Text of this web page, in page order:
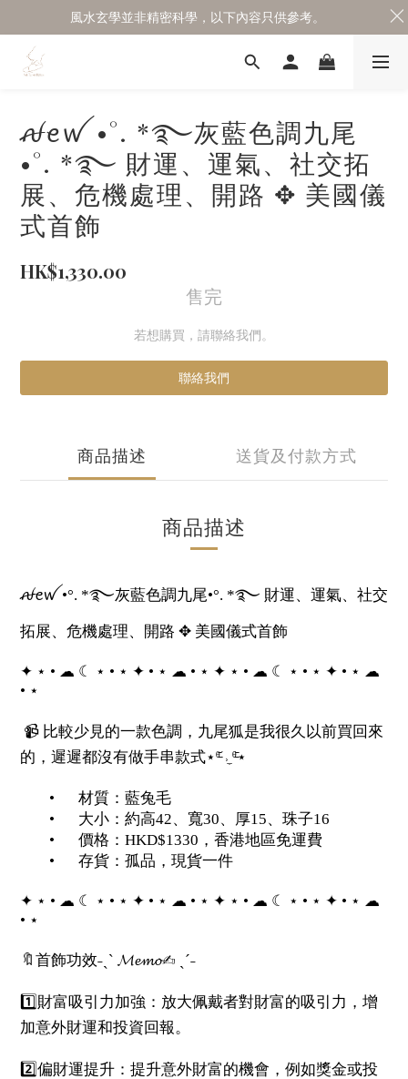
ꫛꫀꪝ •°. *࿐灰藍色調九尾
•°. *࿐ 財運、運氣、社交拓
展、危機處理、開路 ✥ 美國儀
式首飾
HK$1,330.00
售完
若想購買，請聯絡我們。
聯絡我們
商品描述 送貨及付款方式
商品描述
ꫛꫀꪝ •°. *࿐灰藍色調九尾•°. *࿐ 財運、運氣、社交
拓展、危機處理、開路 ✥ 美國儀式首飾
✦ ⋆ • ☁︎ ☾ ⋆ • ⋆ ✦ • ⋆ ☁︎ • ⋆ ✦ ⋆ • ☁︎ ☾ ⋆ • ⋆ ✦ • ⋆ ☁︎
• ⋆
📹 比較少見的一款色調，九尾狐是我很久以前買回來
的，遲遲都沒有做手串款式⋆ᶿ̵᷄ ˒̼ ᶿ̵᷅⋆
•
材質：藍兔毛
•
大小：約高42、寬30、厚15、珠子16
•
價格：HKD$1330，香港地區免運費
•
存貨：孤品，現貨一件
✦ ⋆ • ☁︎ ☾ ⋆ • ⋆ ✦ • ⋆ ☁︎ • ⋆ ✦ ⋆ • ☁︎ ☾ ⋆ • ⋆ ✦ • ⋆ ☁︎
• ⋆
🔖首飾功效˗ˏˋ 𝓜𝓮𝓶𝓸✍︎ ˎˊ˗
1️⃣財富吸引力加強：放大佩戴者對財富的吸引力，增
加意外財運和投資回報。
2️⃣偏財運提升：提升意外財富的機會，例如獎金或投
風水玄學並非精密科學，以下內容只供參考。